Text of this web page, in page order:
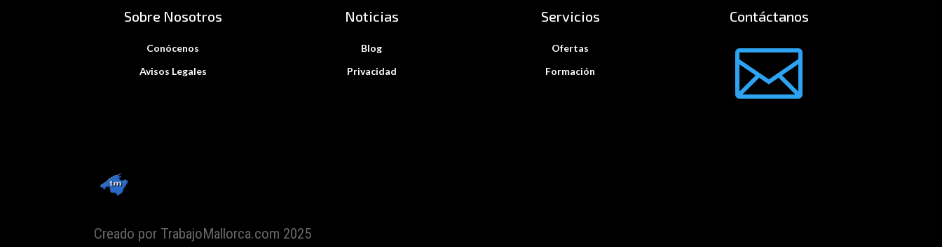
Sobre Nosotros
Conócenos
Avisos Legales
Noticias
Blog
Privacidad
Servicios
Ofertas
Formación
Contáctanos

Creado por TrabajoMallorca.com 2025